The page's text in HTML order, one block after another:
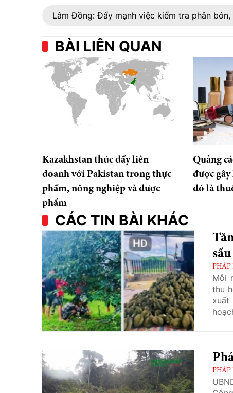
Lâm Đồng: Đẩy mạnh việc kiểm tra phân
BÀI LIÊN QUAN
Kazakhstan thúc đẩy liên
doanh với Pakistan trong thực
phẩm, nông nghiệp và dược
phẩm
Quảng
được
đó là
CÁC TIN BÀI KHÁC
PHÁP
Mỗi
thu
PHÁP